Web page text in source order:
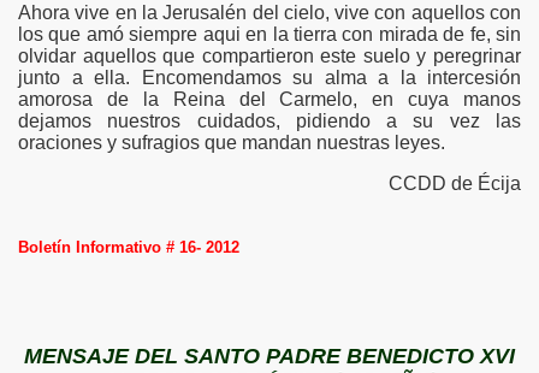
Ahora vive en la Jerusalén del cielo, vive con aquellos con
los que amó siempre aqui en la tierra con mirada de fe, sin
olvidar aquellos que compartieron este suelo y peregrinar
junto a ella. Encomendamos su alma a la intercesión
amorosa de la Reina del Carmelo, en cuya manos
dejamos nuestros cuidados, pidiendo a su vez las
oraciones y sufragios que mandan nuestras leyes.
CCDD de Écija
Boletín Informativo # 16- 2012
MENSAJE DEL SANTO PADRE BENEDICTO XVI